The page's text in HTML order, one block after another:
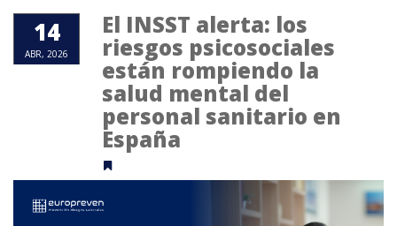
14
ABR, 2026
El INSST alerta: los
riesgos psicosociales
están rompiendo la
salud mental del
personal sanitario en
España